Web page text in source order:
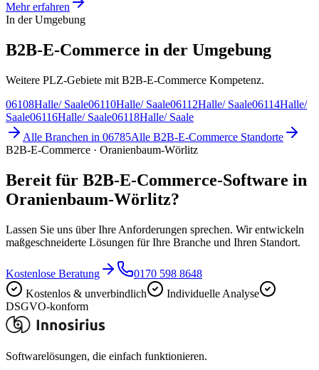
Mehr erfahren
In der Umgebung
B2B-E-Commerce in der Umgebung
Weitere PLZ-Gebiete mit B2B-E-Commerce Kompetenz.
06108Halle/ Saale06110Halle/ Saale06112Halle/ Saale06114Halle/
Saale06116Halle/ Saale06118Halle/ Saale
Alle Branchen in 06785Alle B2B-E-Commerce Standorte
B2B-E-Commerce · Oranienbaum-Wörlitz
Bereit für B2B-E-Commerce-Software in
Oranienbaum-Wörlitz?
Lassen Sie uns über Ihre Anforderungen sprechen. Wir entwickeln
maßgeschneiderte Lösungen für Ihre Branche und Ihren Standort.
Kostenlose Beratung
0170 598 8648
Kostenlos & unverbindlich
Individuelle Analyse
DSGVO-konform
Softwarelösungen, die einfach funktionieren.